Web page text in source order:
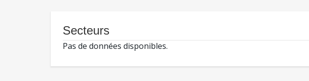
Secteurs
Pas de données disponibles.